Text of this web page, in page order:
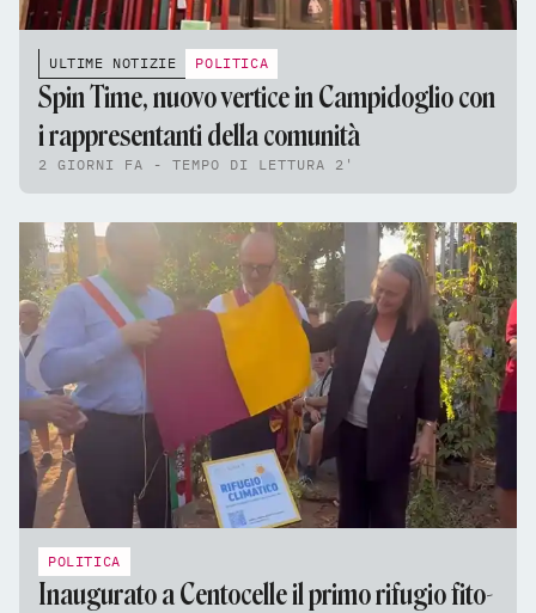
ULTIME NOTIZIE POLITICA
Spin Time, nuovo vertice in Campidoglio con
i rappresentanti della comunità
2 GIORNI FA - TEMPO DI LETTURA 2'
POLITICA
Inaugurato a Centocelle il primo rifugio fito-